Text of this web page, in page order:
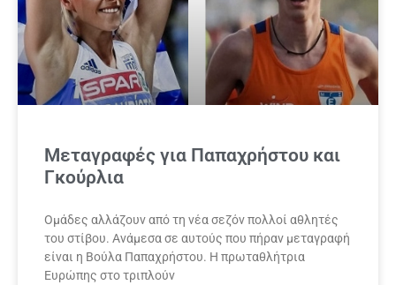
Μεταγραφές για Παπαχρήστου και
Γκούρλια
Ομάδες αλλάζουν από τη νέα σεζόν πολλοί αθλητές
του στίβου. Ανάμεσα σε αυτούς που πήραν μεταγραφή
είναι η Βούλα Παπαχρήστου. Η πρωταθλήτρια
Ευρώπης στο τριπλούν